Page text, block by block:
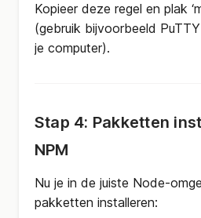
Kopieer deze regel en plak
(gebruik bijvoorbeeld
je computer).
Stap 4: Pakketten
NPM
Nu je in de juiste Node-
pakketten installeren: